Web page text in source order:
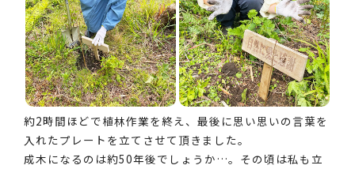
約2時間ほどで植林作業を終え、最後に思い思いの言葉を
入れたプレートを立てさせて頂きました。
成木になるのは約50年後でしょうか…。その頃は私も立